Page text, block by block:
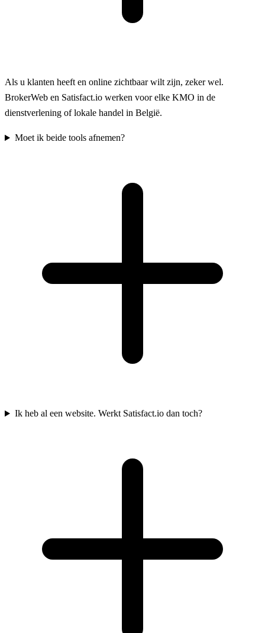
Als u klanten heeft en online zichtbaar wilt zijn, zeker wel.
BrokerWeb en Satisfact.io werken voor elke KMO in de
dienstverlening of lokale handel in België.
Moet ik beide tools afnemen?
Ik heb al een website. Werkt Satisfact.io dan toch?